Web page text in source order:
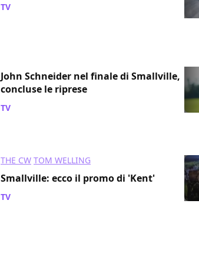
TV
John Schneider nel finale di Smallville,
concluse le riprese
TV
THE CW TOM WELLING
Smallville: ecco il promo di 'Kent'
TV